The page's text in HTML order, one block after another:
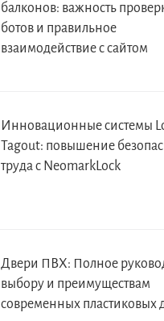
балконов: важность
ботов и правильное
взаимодействие с сайтом
Инновационные системы
Tagout: повышение
труда с NeomarkLock
Двери ПВХ: Полное
выбору и преимуществам
современных пластиковых